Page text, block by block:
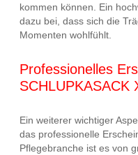
kommen können. Ein
dazu bei, dass sich die
Momenten wohlfühlt.
Professionelles
SCHLUPKASACK
Ein weiterer wichtiger
das professionelle
Pflegebranche ist es von